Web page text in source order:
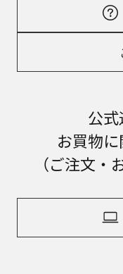
公
お買物
（ご注文・